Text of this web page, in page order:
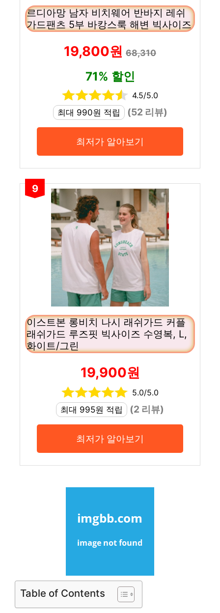
르디아망 남자 비치웨어 반바지 레쉬
가드팬츠 5부 바캉스룩 해변 빅사이즈
19,800원 68,310
71% 할인
4.5/5.0
최대 990원 적립
(52 리뷰)
최저가 알아보기
9
이스트본 롱비치 나시 래쉬가드 커플
래쉬가드 루즈핏 빅사이즈 수영복, L,
화이트/그린
19,900원
5.0/5.0
최대 995원 적립
(2 리뷰)
최저가 알아보기
Table of Contents